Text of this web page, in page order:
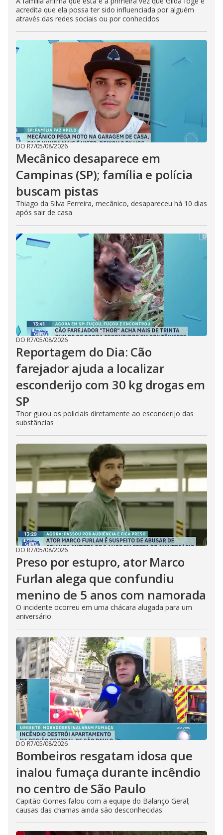
acredita que ela possa ter sido influenciada por alguém
através das redes sociais ou por conhecidos
DO R7/05/08/2026
Mecânico desaparece em
Campinas (SP); família e polícia
buscam pistas
Thiago da Silva Ferreira, mecânico, desapareceu há 10 dias
após sair de casa
DO R7/05/08/2026
Reportagem do Dia: Cão
farejador ajuda a localizar
esconderijo com 30 kg drogas em
SP
Thor guiou os policiais diretamente ao esconderijo das
substâncias
DO R7/05/08/2026
Preso por estupro, ator Marco
Furlan alega que confundiu
menino de 5 anos com namorada
O incidente ocorreu em uma chácara alugada para um
aniversário
DO R7/05/08/2026
Bombeiros resgatam idosa que
inalou fumaça durante incêndio
no centro de São Paulo
Capitão Gomes falou com a equipe do Balanço Geral;
causas das chamas ainda são desconhecidas